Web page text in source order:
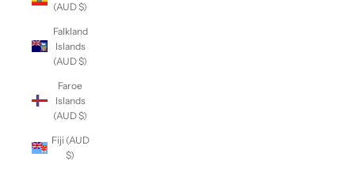
(AUD $)
Falkland
Islands
(AUD $)
Faroe
Islands
(AUD $)
Fiji (AUD
$)